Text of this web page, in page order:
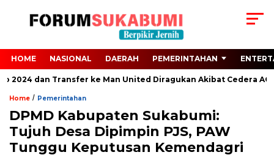
HOME NASIONAL DAERAH PEMERINTAHAN
dan Transfer ke Man United Diragukan Akibat Cedera ACL
Home / Pemerintahan
DPMD Kabupaten Sukabumi:
Tujuh Desa Dipimpin PJS, PAW
Tunggu Keputusan Kemendagri